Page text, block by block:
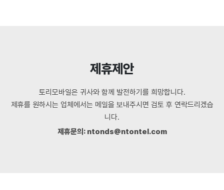
제휴제안
토리모바일은 귀사와 함께 발전하기를 희망합니다.
제휴를 원하시는 업체에서는 메일을 보내주시면 검토 후 연락드리겠습
니다.
제휴문의: ntonds@ntontel.com